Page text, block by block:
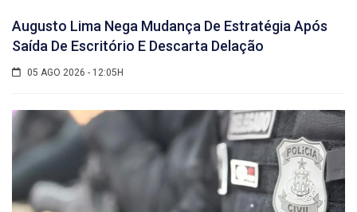
Augusto Lima Nega Mudança De Estratégia Após
Saída De Escritório E Descarta Delação
05 AGO 2026 - 12:05H